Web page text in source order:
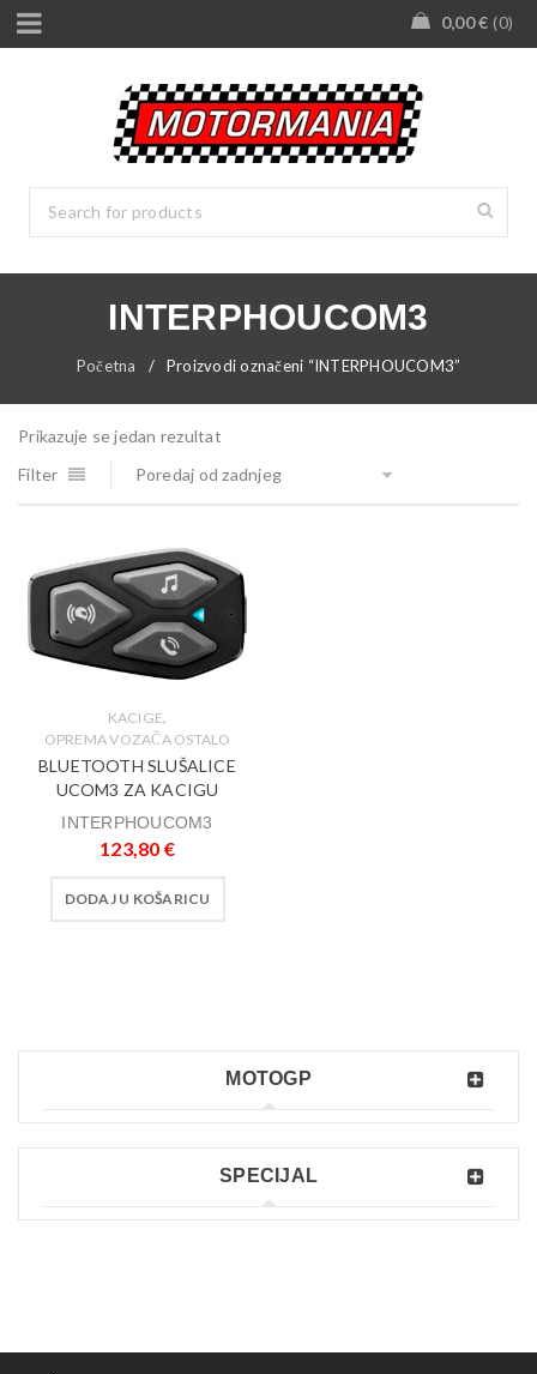
0,00€ 0
INTERPHOUCOM3
Početna / Proizvodi označeni “INTERPHOUCOM3”
MOTOGP
SPECIJAL
Prikazuje se jedan rezultat
Filter
Poredaj od zadnjeg
KACIGE,
OPREMA VOZAČA OSTALO
BLUETOOTH SLUŠALICE
UCOM3 ZA KACIGU
INTERPHOUCOM3
123,80 €
DODAJ U KOŠARICU